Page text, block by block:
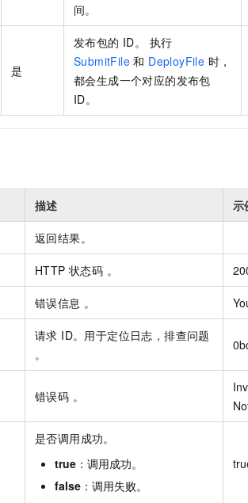
间。
是
发布包的 ID。 执行
SubmitFile 和 DeployFile 时，
都会生成一个对应的发布包
ID。
描述 示
返回结果。
HTTP 状态码 。
错误信息 。
请求 ID。用于定位日志，排查问题
。
错误码 。
是否调用成功。
true ：调用成功。
false ：调用失败。